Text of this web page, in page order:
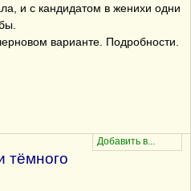
и с кандидатом в женихи одни
варианте. Подробности.
тёмного